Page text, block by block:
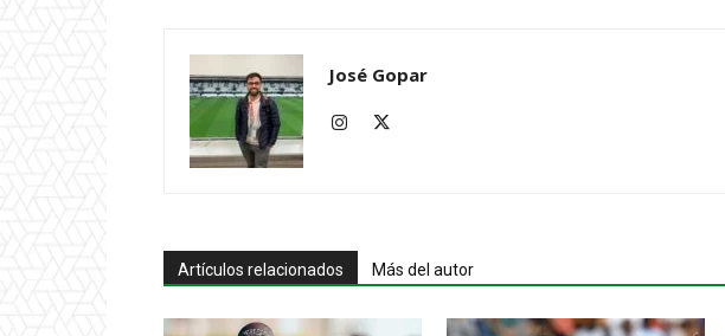
José Gopar
Artículos relacionados Más del autor